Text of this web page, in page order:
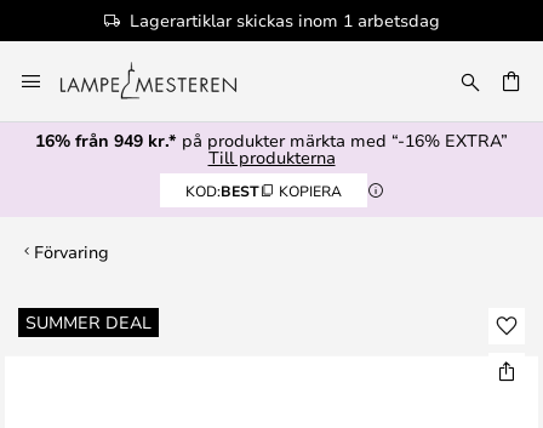
Lagerartiklar skickas inom 1 arbetsdag
till
innehållet
16% från 949 kr.* på produkter märkta med “-16% EXTRA”
Till produkterna
KOD:BEST KOPIERA
Förvaring
SUMMER DEAL
Hoppa
till